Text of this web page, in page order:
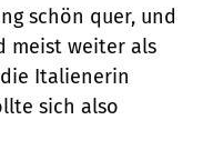
schön quer, und
meist weiter als
Italienerin
sich also